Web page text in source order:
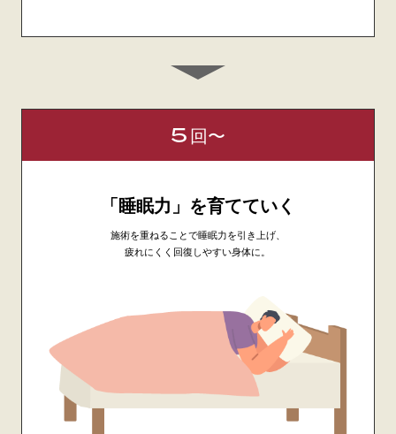
5 回〜
「睡眠力」を育てていく
施術を重ねることで睡眠力を引き上げ、
疲れにくく回復しやすい身体に。